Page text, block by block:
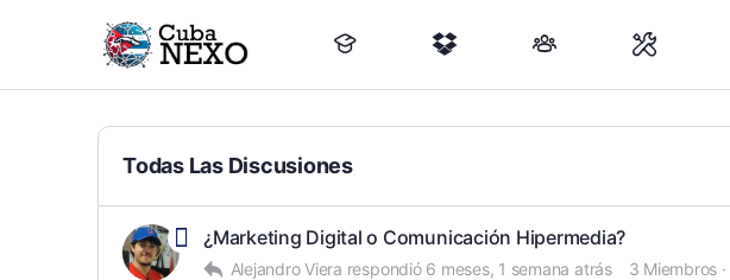
Todas Las Discusiones
¿Marketing Digital o Comunicación Hipermedia?
Alejandro Viera respondió 6 meses, 1 semana atrás 3 Miembros ·